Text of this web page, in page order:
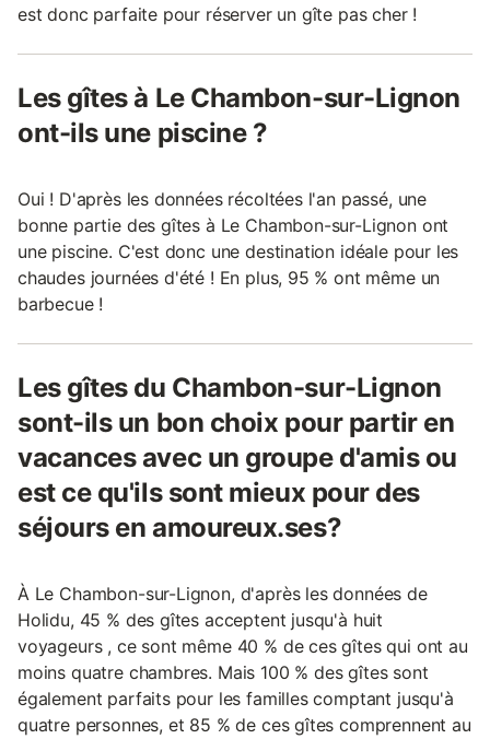
est donc parfaite pour réserver un gîte pas cher !
Les gîtes à Le Chambon-sur-Lignon
ont-ils une piscine ?
Oui ! D'après les données récoltées l'an passé, une
bonne partie des gîtes à Le Chambon-sur-Lignon ont
une piscine. C'est donc une destination idéale pour les
chaudes journées d'été ! En plus, 95 % ont même un
barbecue !
Les gîtes du Chambon-sur-Lignon
sont-ils un bon choix pour partir en
vacances avec un groupe d'amis ou
est ce qu'ils sont mieux pour des
séjours en amoureux.ses?
À Le Chambon-sur-Lignon, d'après les données de
Holidu, 45 % des gîtes acceptent jusqu'à huit
voyageurs , ce sont même 40 % de ces gîtes qui ont au
moins quatre chambres. Mais 100 % des gîtes sont
également parfaits pour les familles comptant jusqu'à
quatre personnes, et 85 % de ces gîtes comprennent au